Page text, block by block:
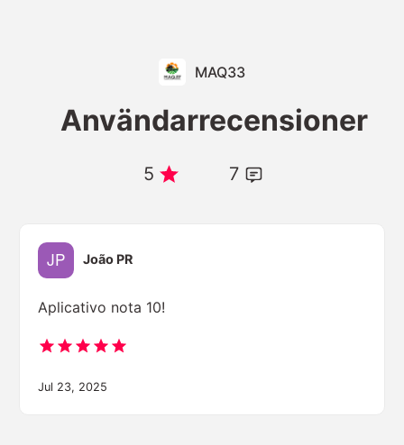
MAQ33
Användarrecensioner
5 7
João PR
Aplicativo nota 10!
Jul 23, 2025